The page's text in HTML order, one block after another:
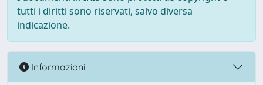
tutti i diritti sono riservati, salvo diversa
indicazione.
Informazioni